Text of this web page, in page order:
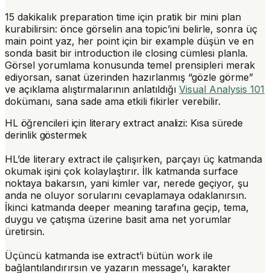
15 dakikalık preparation time için pratik bir mini plan
kurabilirsin: önce görselin ana topic’ini belirle, sonra üç
main point yaz, her point için bir example düşün ve en
sonda basit bir introduction ile closing cümlesi planla.
Görsel yorumlama konusunda temel prensipleri merak
ediyorsan, sanat üzerinden hazırlanmış “gözle görme”
ve açıklama alıştırmalarının anlatıldığı Visual Analysis 101
dokümanı, sana sade ama etkili fikirler verebilir.
HL öğrencileri için literary extract analizi: Kısa sürede
derinlik göstermek
HL’de literary extract ile çalışırken, parçayı üç katmanda
okumak işini çok kolaylaştırır. İlk katmanda surface
noktaya bakarsın, yani kimler var, nerede geçiyor, şu
anda ne oluyor sorularını cevaplamaya odaklanırsın.
İkinci katmanda deeper meaning tarafına geçip, tema,
duygu ve çatışma üzerine basit ama net yorumlar
üretirsin.
Üçüncü katmanda ise extract’i bütün work ile
bağlantılandırırsın ve yazarın message’ı, karakter